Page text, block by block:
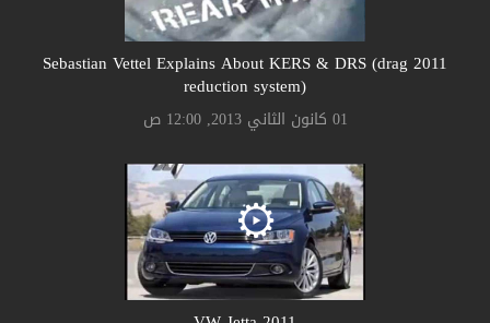
2011 Sebastian Vettel Explains About KERS & DRS (drag
reduction system)
01 كانون الثاني 2013, 12:00 ص